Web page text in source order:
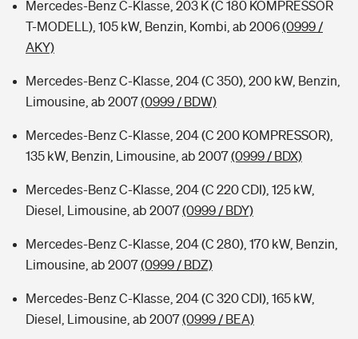
Mercedes-Benz C-Klasse, 203 K (C 180 KOMPRESSOR
T-MODELL), 105 kW, Benzin, Kombi, ab 2006(0999 /
AKY)
Mercedes-Benz C-Klasse, 204 (C 350), 200 kW, Benzin,
Limousine, ab 2007(0999 / BDW)
Mercedes-Benz C-Klasse, 204 (C 200 KOMPRESSOR),
135 kW, Benzin, Limousine, ab 2007(0999 / BDX)
Mercedes-Benz C-Klasse, 204 (C 220 CDI), 125 kW,
Diesel, Limousine, ab 2007(0999 / BDY)
Mercedes-Benz C-Klasse, 204 (C 280), 170 kW, Benzin,
Limousine, ab 2007(0999 / BDZ)
Mercedes-Benz C-Klasse, 204 (C 320 CDI), 165 kW,
Diesel, Limousine, ab 2007(0999 / BEA)